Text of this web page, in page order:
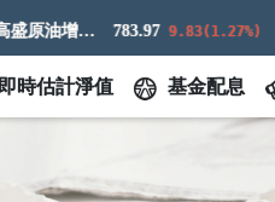
標普高盛原油增強超額回報指數 783.97 9.83(1.27%)
即時估計淨值 基金配息